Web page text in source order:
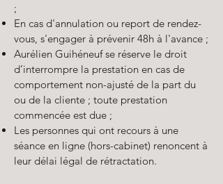
;
En cas d'annulation ou report de rendez-
vous, s'engager à prévenir 48h à l'avance ;
Aurélien Guihéneuf se réserve le droit
d’interrompre la prestation en cas de
comportement non-ajusté de la part du
ou de la cliente ; toute prestation
commencée est due ;
Les personnes qui ont recours à une
séance en ligne (hors-cabinet) renoncent à
leur délai légal de rétractation.